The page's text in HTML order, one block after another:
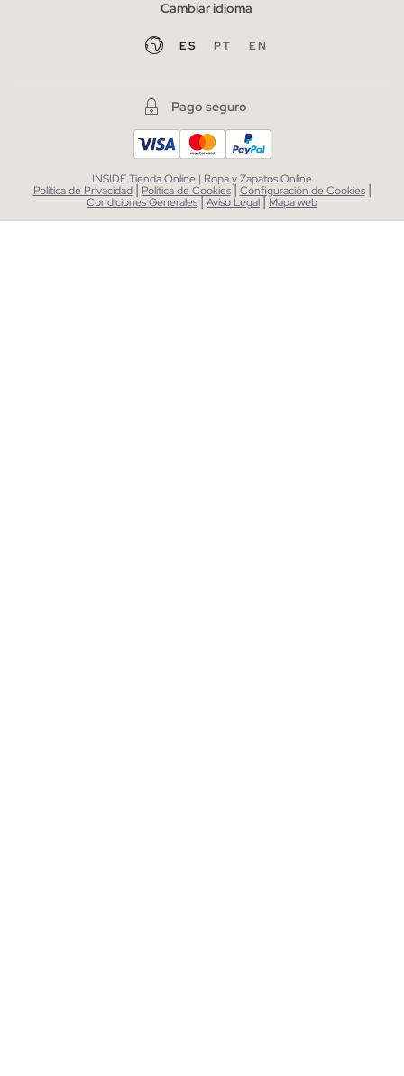
Cambiar idioma
ES PT EN
Pago seguro
INSIDE Tienda Online | Ropa y Zapatos Online
Política de Privacidad | Política de Cookies| Configuración de Cookies |
Condiciones Generales|Aviso Legal| Mapa web